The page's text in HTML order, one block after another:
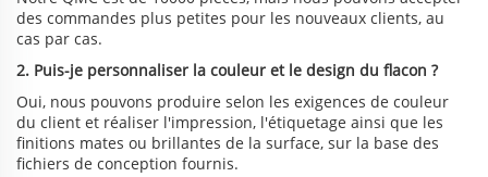
des commandes plus petites pour les nouveaux clients, au
cas par cas.
2. Puis-je personnaliser la couleur et le design du flacon ?
Oui, nous pouvons produire selon les exigences de couleur
du client et réaliser l'impression, l'étiquetage ainsi que les
finitions mates ou brillantes de la surface, sur la base des
fichiers de conception fournis.